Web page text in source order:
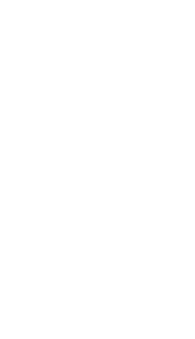
евроцилиндр